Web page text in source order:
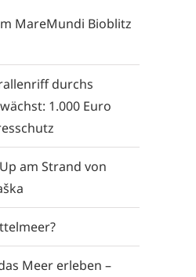
MareMundi Bioblitz
durchs
1.000 Euro
am Strand von
Meer erleben –